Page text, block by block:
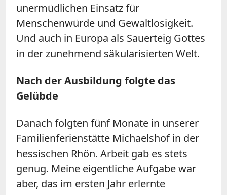
unermüdlichen Einsatz für
Menschenwürde und Gewaltlosigkeit.
Und auch in Europa als Sauerteig Gottes
in der zunehmend säkularisierten Welt.
Nach der Ausbildung folgte das
Gelübde
Danach folgten fünf Monate in unserer
Familienferienstätte Michaelshof in der
hessischen Rhön. Arbeit gab es stets
genug. Meine eigentliche Aufgabe war
aber, das im ersten Jahr erlernte